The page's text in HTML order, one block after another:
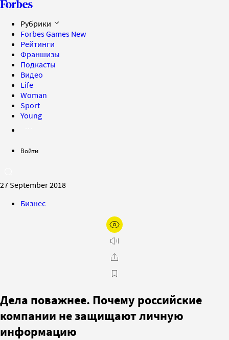
Рубрики
Forbes Games New
Рейтинги
Франшизы
Подкасты
Видео
Life
Woman
Sport
Young
Войти
27 September 2018
Бизнес
Дела поважнее. Почему российские
компании не защищают личную
информацию